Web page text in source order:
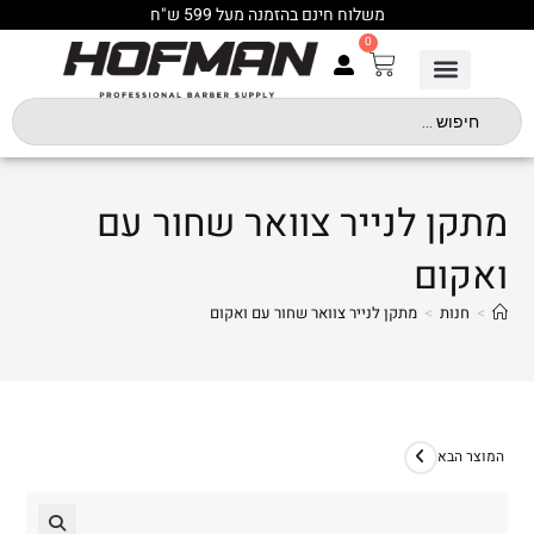
משלוח חינם בהזמנה מעל 599 ש"ח
0
מתקן לנייר צוואר שחור עם
ואקום
> חנות > מתקן לנייר צוואר שחור עם ואקום
המוצר הבא